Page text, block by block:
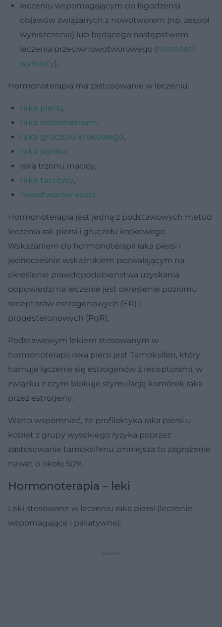
leczeniu wspomagającym do łagodzenia
objawów związanych z nowotworem (np. zespół
wyniszczenia) lub będącego następstwem
leczenia przeciwnowotworowego (nudności,
wymioty).
Hormonoterapia ma zastosowanie w leczeniu:
raka piersi,
raka endometrium,
raka gruczołu krokowego,
raka jajnika,
raka trzonu macicy,
raka tarczycy,
nowotworów kości.
Hormonoterapia jest jedną z podstawowych metod
leczenia rak piersi i gruczołu krokowego.
Wskazaniem do hormonoterapii raka piersi i
jednocześnie wskaźnikiem pozwalającym na
określenie prawdopodobieństwa uzyskania
odpowiedzi na leczenie jest określenie poziomu
receptorów estrogenowych (ER) i
progesteronowych (PgR).
Podstawowym lekiem stosowanym w
hormonoterapii raka piersi jest Tamoksifen, który
hamuje łączenie się estrogenów z receptorami, w
związku z czym blokuje stymulację komórek raka
przez estrogeny.
Warto wspomnieć, że profilaktyka raka piersi u
kobiet z grupy wysokiego ryzyka poprzez
zastosowanie tamoksifenu zmniejsza to zagrożenie
nawet o około 50%.
Hormonoterapia – leki
Leki stosowane w leczeniu raka piersi (leczenie
wspomagające i paliatywne):